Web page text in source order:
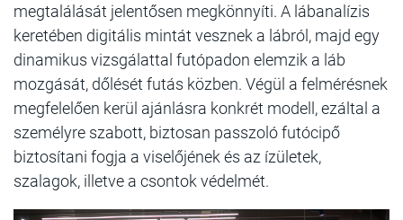
megtalálását jelentősen megkönnyíti. A lábanalízis
keretében digitális mintát vesznek a lábról, majd egy
dinamikus vizsgálattal futópadon elemzik a láb
mozgását, dőlését futás közben. Végül a felmérésnek
megfelelően kerül ajánlásra konkrét modell, ezáltal a
személyre szabott, biztosan passzoló futócipő
biztosítani fogja a viselőjének és az ízületek,
szalagok, illetve a csontok védelmét.